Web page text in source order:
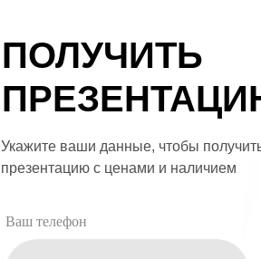
ПОЛУЧИТЬ
Ваш телефон
Укажите ваши данные, чтобы
презентацию с ценами и наличием